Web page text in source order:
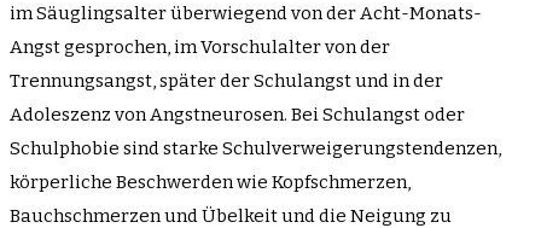
im Säuglingsalter überwiegend von der Acht-Monats-
Angst gesprochen, im Vorschulalter von der
Trennungsangst, später der Schulangst und in der
Adoleszenz von Angstneurosen. Bei Schulangst oder
Schulphobie sind starke Schulverweigerungstendenzen,
körperliche Beschwerden wie Kopfschmerzen,
Bauchschmerzen und Übelkeit und die Neigung zu